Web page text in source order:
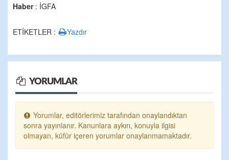
Haber: İGFA
ETİKETLER : Yazdır
YORUMLAR
Yorumlar, editörlerimiz tarafından onaylandıktan
sonra yayınlanır. Kanunlara aykırı, konuyla ilgisi
olmayan, küfür içeren yorumlar onaylanmamaktadır.